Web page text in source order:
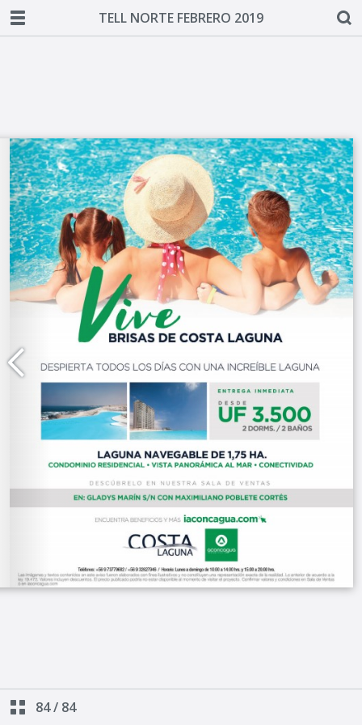
TELL NORTE FEBRERO 2019
84/ 84